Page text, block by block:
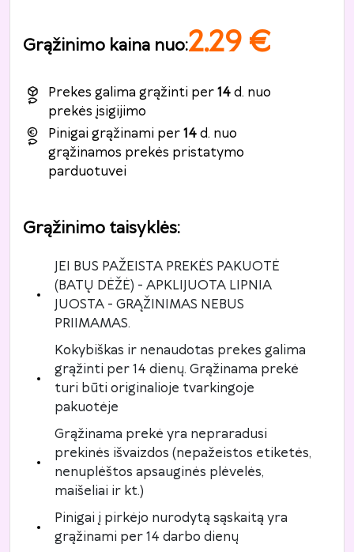
Grąžinimo kaina nuo:2.29 €
Prekes galima grąžinti per14d. nuo
prekės įsigijimo
Pinigai grąžinami per14d. nuo
grąžinamos prekės pristatymo
parduotuvei
Grąžinimo taisyklės:
JEI BUS PAŽEISTA PREKĖS PAKUOTĖ
(BATŲ DĖŽĖ) - APKLIJUOTA LIPNIA
JUOSTA - GRĄŽINIMAS NEBUS
PRIIMAMAS.
Kokybiškas ir nenaudotas prekes galima
grąžinti per 14 dienų. Grąžinama prekė
turi būti originalioje tvarkingoje
pakuotėje
Grąžinama prekė yra nepraradusi
prekinės išvaizdos (nepažeistos etiketės,
nenuplėštos apsauginės plėvelės,
maišeliai ir kt.)
Pinigai į pirkėjo nurodytą sąskaitą yra
grąžinami per 14 darbo dienų